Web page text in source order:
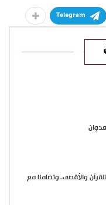
Telegram
والأقصى..وتضامنا مع